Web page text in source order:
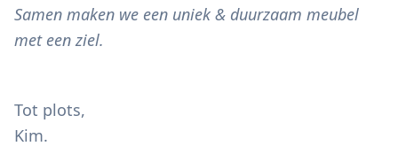
Samen maken we een uniek & duurzaam meubel
met een ziel.
Tot plots,
Kim.